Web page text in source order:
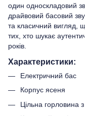
один односкладовий
драйвовий басовий
та класичний вигляд,
тих, хто шукає
років.
Характеристики:
Електричний бас
Корпус ясеня
Цільна горловина